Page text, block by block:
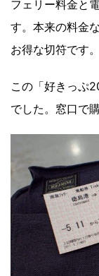
フェリー料金と
す。本来の料金
お得な切符です。
この「好きっぷ
でした。窓口で